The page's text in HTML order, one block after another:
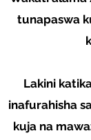
tunapaswa
Lakini
inafurahisha
kuja na